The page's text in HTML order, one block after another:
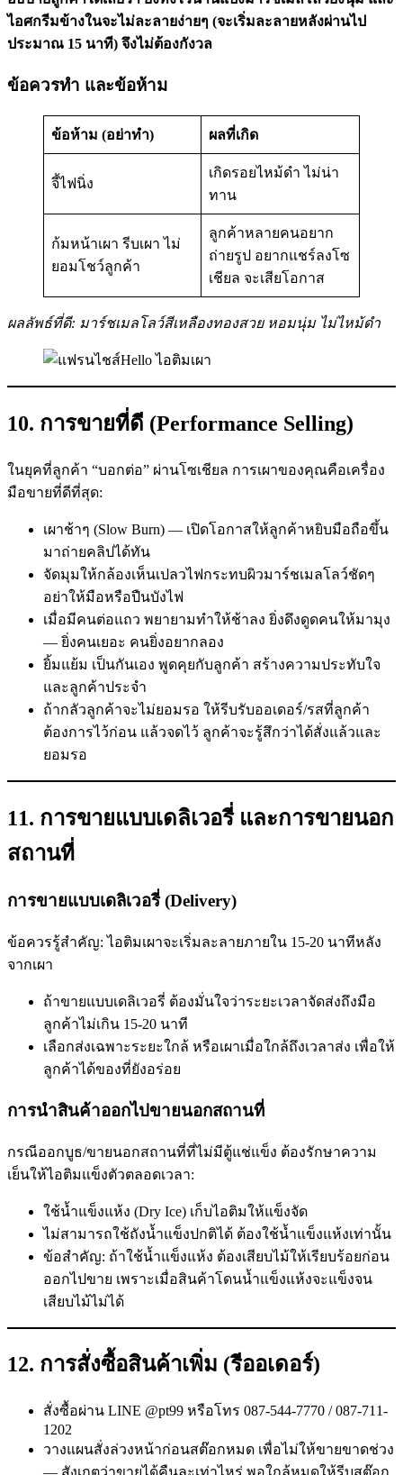
ไอศกรีมข้างในจะไม่ละลายง่ายๆ (จะเริ่มละลายหลังผ่านไป
ประมาณ 15 นาที) จึงไม่ต้องกังวล
ข้อควรทำ และข้อห้าม
ข้อห้าม (อย่าทำ) ผลที่เกิด
จี้ไฟนิ่ง
เกิดรอยไหม้ดำ ไม่น่า
ทาน
ก้มหน้าเผา รีบเผา ไม่
ยอมโชว์ลูกค้า
ลูกค้าหลายคนอยาก
ถ่ายรูป อยากแชร์ลงโซ
เชียล จะเสียโอกาส
ผลลัพธ์ที่ดี: มาร์ชเมลโลว์สีเหลืองทองสวย หอมนุ่ม ไม่ไหม้ดำ
10. การขายที่ดี (Performance Selling)
ในยุคที่ลูกค้า “บอกต่อ” ผ่านโซเชียล การเผาของคุณคือเครื่อง
มือขายที่ดีที่สุด:
เผาช้าๆ (Slow Burn) — เปิดโอกาสให้ลูกค้าหยิบมือถือขึ้น
มาถ่ายคลิปได้ทัน
จัดมุมให้กล้องเห็นเปลวไฟกระทบผิวมาร์ชเมลโลว์ชัดๆ
อย่าให้มือหรือปืนบังไฟ
เมื่อมีคนต่อแถว พยายามทำให้ช้าลง ยิ่งดึงดูดคนให้มามุง
— ยิ่งคนเยอะ คนยิ่งอยากลอง
ยิ้มแย้ม เป็นกันเอง พูดคุยกับลูกค้า สร้างความประทับใจ
และลูกค้าประจำ
ถ้ากลัวลูกค้าจะไม่ยอมรอ ให้รีบรับออเดอร์/รสที่ลูกค้า
ต้องการไว้ก่อน แล้วจดไว้ ลูกค้าจะรู้สึกว่าได้สั่งแล้วและ
ยอมรอ
11. การขายแบบเดลิเวอรี่ และการขายนอก
สถานที่
การขายแบบเดลิเวอรี่ (Delivery)
ข้อควรรู้สำคัญ: ไอติมเผาจะเริ่มละลายภายใน 15-20 นาทีหลัง
จากเผา
ถ้าขายแบบเดลิเวอรี่ ต้องมั่นใจว่าระยะเวลาจัดส่งถึงมือ
ลูกค้าไม่เกิน 15-20 นาที
เลือกส่งเฉพาะระยะใกล้ หรือเผาเมื่อใกล้ถึงเวลาส่ง เพื่อให้
ลูกค้าได้ของที่ยังอร่อย
การนำสินค้าออกไปขายนอกสถานที่
กรณีออกบูธ/ขายนอกสถานที่ที่ไม่มีตู้แช่แข็ง ต้องรักษาความ
เย็นให้ไอติมแข็งตัวตลอดเวลา:
ใช้น้ำแข็งแห้ง (Dry Ice) เก็บไอติมให้แข็งจัด
ไม่สามารถใช้ถังน้ำแข็งปกติได้ ต้องใช้น้ำแข็งแห้งเท่านั้น
ข้อสำคัญ: ถ้าใช้น้ำแข็งแห้ง ต้องเสียบไม้ให้เรียบร้อยก่อน
ออกไปขาย เพราะเมื่อสินค้าโดนน้ำแข็งแห้งจะแข็งจน
เสียบไม้ไม่ได้
12. การสั่งซื้อสินค้าเพิ่ม (รีออเดอร์)
สั่งซื้อผ่าน LINE @pt99 หรือโทร 087-544-7770 / 087-711-
1202
วางแผนสั่งล่วงหน้าก่อนสต๊อกหมด เพื่อไม่ให้ขายขาดช่วง